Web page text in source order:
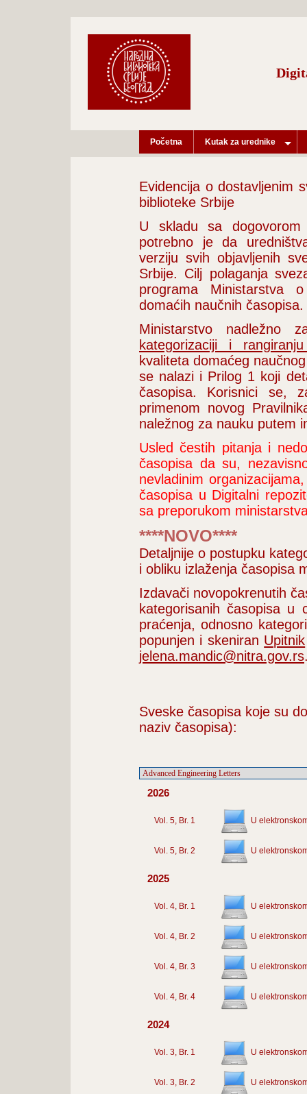
Početna Kutak za urednike
Evidencija o dostavljenim
biblioteke Srbije
U skladu sa
potrebno je da
verziju svih objavljenih
Srbije. Cilj polaganja
programa Ministarstva
domaćih naučnih časopisa.
Ministarstvo
kategorizaciji i
kvaliteta domaćeg
se nalazi i Prilog 1 koji
časopisa. Korisnici se,
primenom novog
naležnog za nauku putem
Usled čestih pitanja i
časopisa da su,
nevladinim
časopisa u Digitalni
sa preporukom
****NOVO****
Detaljnije o postupku
i obliku izlaženja časopisa
Izdavači novopokrenutih
kategorisanih časopisa
praćenja, odnosno
popunjen i skeniran Upitnik
jelena.mandic@nitra.gov.rs
Sveske časopisa koje su
naziv časopisa):
2026
Vol. 5, Br. 1 U
Vol. 5, Br. 2 U
2025
Vol. 4, Br. 1 U
Vol. 4, Br. 2 U
Vol. 4, Br. 3 U
Vol. 4, Br. 4 U
2024
Vol. 3, Br. 1 U
Vol. 3, Br. 2 U